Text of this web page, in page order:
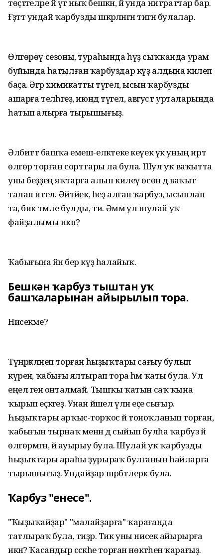
төҫтәгеләре йә үтә ныҡ бешкән, йә унда нитраттар бар.
Ғәҙәттә ундай ҡарбузды шәкәрләнгән тигән булалар.
Өлгөрөү сезоны, тураһында һүҙ сыҡҡанда урам
буйында һатылған ҡарбуздар күҙ алдына килеп
баҫа. Әгәр химикатты түгел, ысын ҡарбузды
ашарға теләһәгеҙ, июндә түгел, август урталарында
һатып алырға тырышығыҙ.
Әлбиттә башҡа емеш-еләктеке кеүек үк уның иртә
өлгөрә торған сорттары ла була. Шул уҡ ваҡытта
уны беҙҙең яҡтарға алып килеү өсөн дә ваҡыт
талап ителә. Әйтәйек, һеҙ алған ҡарбуз, ысынлап
та, бик тәмле булды, ти. Әммә ул шулай уҡ
файҙалымы икән?
Ҡабығына йәнә бер күҙ һалайыҡ.
Бешкән ҡарбуз тыштан уҡ
башҡаларынан айырылып тора.
Нисекме?
Түңәрәкләнеп торған һыҙыҡтары сағыу булып
күренә, ҡабығы ялтырап тора һәм ҡаты була. Ул
еңел генә онталмай. Тышҡы ҡатын саҡ ҡына
ҡырып еҫкәгеҙ. Унан йәшел үлән еҫе сығыр.
Һыҙыҡтары арҡыс-торҡос йә тоноҡланып торған,
ҡабығын тырнаҡ менән дә сыйып булһа ҡарбуз йә
өлгөрмәгән, йә ауырыу була. Шулай уҡ ҡарбузды
һыҙыҡтары араһы ҙурыраҡ булғанын һайларға
тырышығыҙ. Ундайҙар шәрбәтлерәк була.
Ҡарбуз "енесе".
"Ҡыҙыҡайҙар" "малайҙарға" ҡарағанда
татлыраҡ була, тиҙәр. Тик уны нисек айырырға
икән? Ҡасандыр сәскәһе торған нөктәһенә ҡарағыҙ.